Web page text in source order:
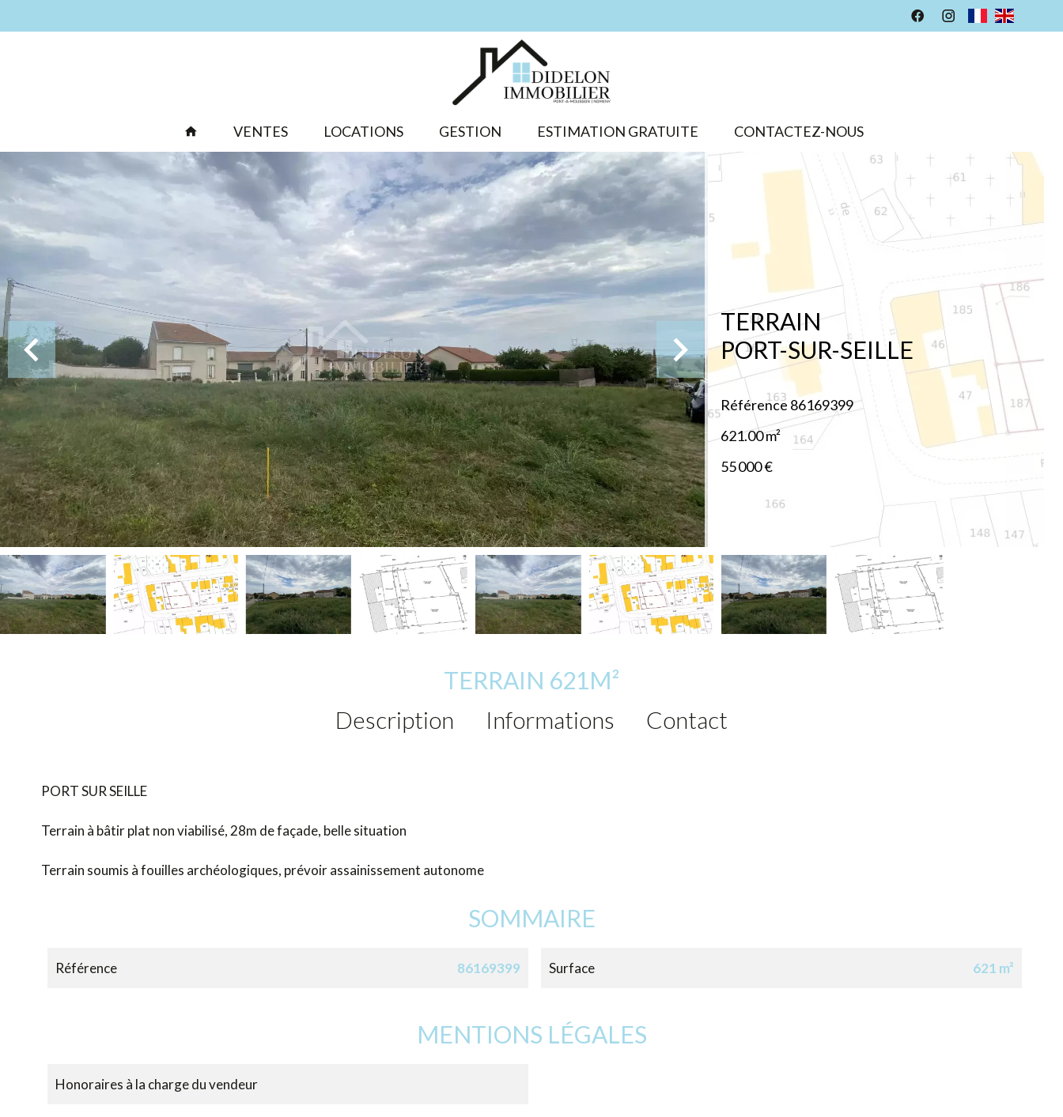
VENTES LOCATIONS GESTION ESTIMATION GRATUITE CONTACTEZ-NOUS
TERRAIN
PORT-SUR-SEILLE
Référence 86169399
621.00m²
55 000 €
TERRAIN 621M²
Description
Informations Contact
PORT SUR SEILLE
Terrain à bâtir plat non viabilisé, 28m de façade, belle situation
Terrain soumis à fouilles archéologiques, prévoir assainissement autonome
SOMMAIRE
Référence 86169399 Surface 621 m²
MENTIONS LÉGALES
Honoraires à la charge du vendeur